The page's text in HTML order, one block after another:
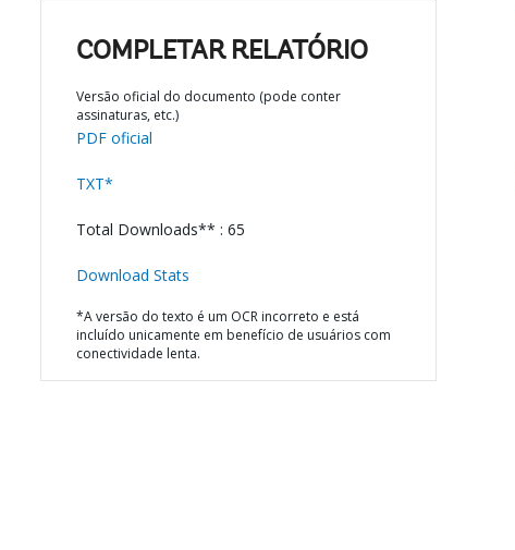
COMPLETAR RELATÓRIO
Versão oficial do documento (pode conter
assinaturas, etc.)
PDF oficial
TXT*
Total Downloads** : 65
Download Stats
*A versão do texto é um OCR incorreto e está
incluído unicamente em benefício de usuários com
conectividade lenta.